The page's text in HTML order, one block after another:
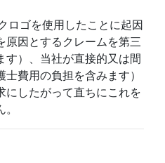
ロゴを使用したことに起因
原因とするクレームを第三
す）、当社が直接的又は間
費用の負担を含みます）
にしたがって直ちにこれを